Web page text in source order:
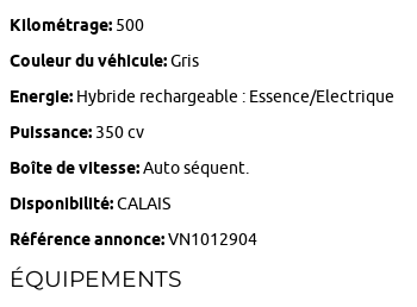
Kilométrage: 500
Couleur du véhicule:Gris
Energie: Hybride rechargeable : Essence/Electrique
Puissance: 350 cv
Boîte de vitesse:Auto séquent.
Disponibilité:CALAIS
Référence annonce:VN1012904
ÉQUIPEMENTS